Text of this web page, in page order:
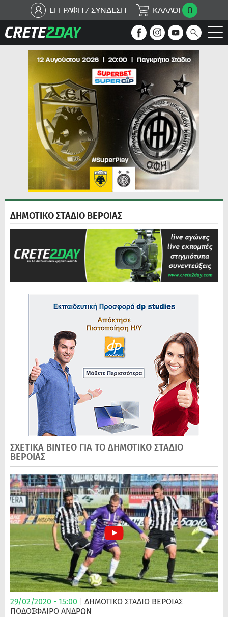
ΕΓΓΡΑΦΗ / ΣΥΝΔΕΣΗ ΚΑΛΑΘΙ 0
ΔΗΜΟΤΙΚΟ ΣΤΑΔΙΟ ΒΕΡΟΙΑΣ
ΣΧΕΤΙΚΑ ΒΙΝΤΕΟ ΓΙΑ ΤΟ ΔΗΜΟΤΙΚΟ ΣΤΑΔΙΟ
ΒΕΡΟΙΑΣ
29/02/2020 - 15:00
ΔΗΜΟΤΙΚΟ ΣΤΑΔΙΟ ΒΕΡΟΙΑΣ
ΠΟΔΌΣΦΑΙΡΟ ΑΝΔΡΏΝ